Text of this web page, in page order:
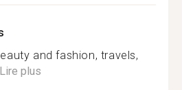
and fashion, travels,
Lire plus